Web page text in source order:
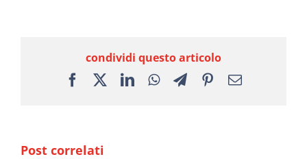
condividi questo articolo
FacebookLinkedInWhatsAppTelegramPinterest
Email
Post correlati